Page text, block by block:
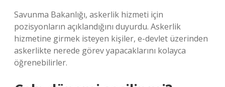
Savunma Bakanlığı, askerlik hizmeti için
pozisyonların açıklandığını duyurdu. Askerlik
hizmetine girmek isteyen kişiler, e-devlet üzerinden
askerlikte nerede görev yapacaklarını kolayca
öğrenebilirler.